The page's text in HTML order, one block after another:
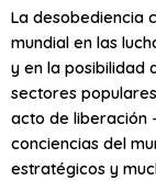
La desobediencia
mundial en las
y en la posibilidad
sectores
acto de liberación
conciencias del
estratégicos y